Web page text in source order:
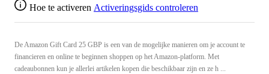
Hoe te activeren Activeringsgids controleren
De Amazon Gift Card 25 GBP is een van de mogelijke manieren om je account te
financieren en online te beginnen shoppen op het Amazon-platform. Met
cadeaubonnen kun je allerlei artikelen kopen die beschikbaar zijn en ze h ...